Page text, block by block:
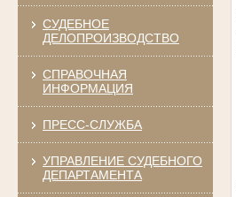
СУДЕБНОЕ
ДЕЛОПРОИЗВОДСТВО
СПРАВОЧНАЯ
ИНФОРМАЦИЯ
ПРЕСС-СЛУЖБА
УПРАВЛЕНИЕ СУДЕБНОГО
ДЕПАРТАМЕНТА